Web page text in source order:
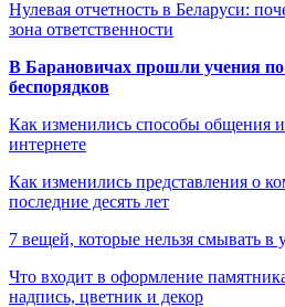
Нулевая отчетность в Беларуси:
зона ответственности
В Барановичах прошли учения по
беспорядков
Как изменились способы общения
интернете
Как изменились представления о
последние десять лет
7 вещей, которые нельзя смывать в
Что входит в оформление
надпись, цветник и декор